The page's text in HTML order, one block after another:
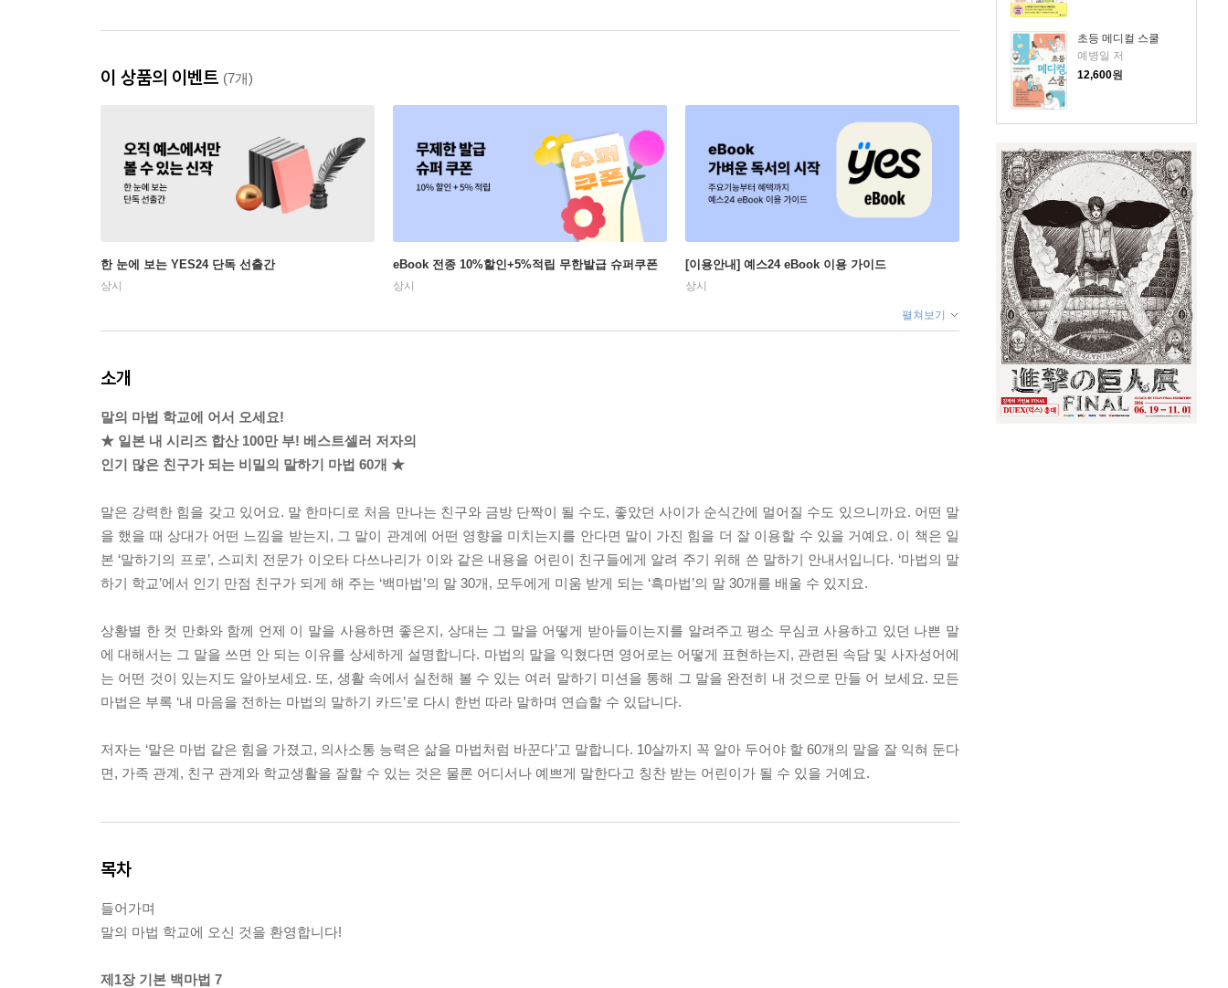
초등 메디컬 스쿨
예병일 저
12,600원
이 상품의 이벤트 (7개)
한 눈에 보는 YES24 단독 선출간
상시
eBook 전종 10%할인+5%적립 무한발급 슈퍼쿠폰
상시
[이용안내] 예스24 eBook 이용 가이드
상시
펼쳐보기
소개
말의 마법 학교에 어서 오세요!
★ 일본 내 시리즈 합산 100만 부! 베스트셀러 저자의
인기 많은 친구가 되는 비밀의 말하기 마법 60개 ★
말은 강력한 힘을 갖고 있어요. 말 한마디로 처음 만나는 친구와 금방 단짝이 될 수도, 좋았던 사이가 순식간에 멀어질 수도 있으니까요. 어떤 말
을 했을 때 상대가 어떤 느낌을 받는지, 그 말이 관계에 어떤 영향을 미치는지를 안다면 말이 가진 힘을 더 잘 이용할 수 있을 거예요. 이 책은 일
본 ‘말하기의 프로’, 스피치 전문가 이오타 다쓰나리가 이와 같은 내용을 어린이 친구들에게 알려 주기 위해 쓴 말하기 안내서입니다. ‘마법의 말
하기 학교’에서 인기 만점 친구가 되게 해 주는 ‘백마법’의 말 30개, 모두에게 미움 받게 되는 ‘흑마법’의 말 30개를 배울 수 있지요.
상황별 한 컷 만화와 함께 언제 이 말을 사용하면 좋은지, 상대는 그 말을 어떻게 받아들이는지를 알려주고 평소 무심코 사용하고 있던 나쁜 말
에 대해서는 그 말을 쓰면 안 되는 이유를 상세하게 설명합니다. 마법의 말을 익혔다면 영어로는 어떻게 표현하는지, 관련된 속담 및 사자성어에
는 어떤 것이 있는지도 알아보세요. 또, 생활 속에서 실천해 볼 수 있는 여러 말하기 미션을 통해 그 말을 완전히 내 것으로 만들 어 보세요. 모든
마법은 부록 ‘내 마음을 전하는 마법의 말하기 카드’로 다시 한번 따라 말하며 연습할 수 있답니다.
저자는 ‘말은 마법 같은 힘을 가졌고, 의사소통 능력은 삶을 마법처럼 바꾼다’고 말합니다. 10살까지 꼭 알아 두어야 할 60개의 말을 잘 익혀 둔다
면, 가족 관계, 친구 관계와 학교생활을 잘할 수 있는 것은 물론 어디서나 예쁘게 말한다고 칭찬 받는 어린이가 될 수 있을 거예요.
목차
들어가며
말의 마법 학교에 오신 것을 환영합니다!
제1장 기본 백마법 7